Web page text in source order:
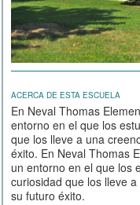
ACERCA DE ESTA ESCUELA
En Neval Thomas
entorno en el que los
que los lleve a una
éxito. En Neval Thomas
un entorno en el que los
curiosidad que los lleve
su futuro éxito.